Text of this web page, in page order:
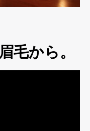
毛から。